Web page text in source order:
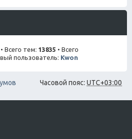
• Всего тем: 13835 • Всего
пользователь: Kwon
Часовой пояс: UTC+03:00